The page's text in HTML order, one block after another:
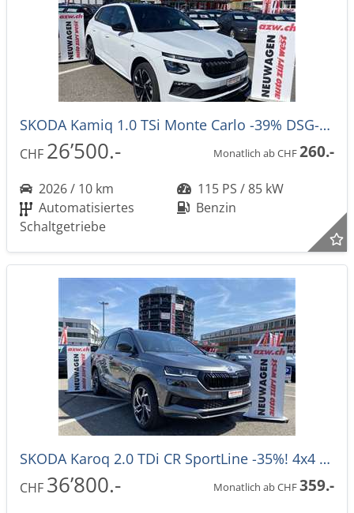
SKODA Kamiq 1.0 TSi Monte Carlo -39% DSG-Automat
CHF 26’500.- Monatlich ab CHF260.-
2026 / 10 km
115 PS / 85 kW
Automatisiertes
Schaltgetriebe
Benzin
SKODA Karoq 2.0 TDi CR SportLine -35%! 4x4 DSG-Automat
CHF 36’800.- Monatlich ab CHF359.-